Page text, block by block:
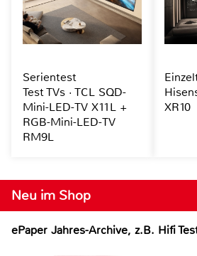
Neu im Shop
ePaper Jahres-Archive, z.B. Hifi
Serientest
Test TVs · TCL SQD-
Mini-LED-TV X11L +
RGB-Mini-LED-TV
RM9L
XR10